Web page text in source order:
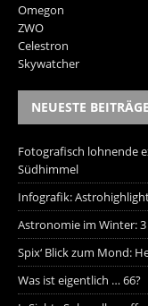
Omegon
ZWO
Celestron
Skywatcher
NEUESTE BEITRÄGE
Fotografisch lohnende
Südhimmel
Infografik:
Astronomie im Winter:
Spix‘ Blick zum Mond:
Was ist eigentlich … 66?